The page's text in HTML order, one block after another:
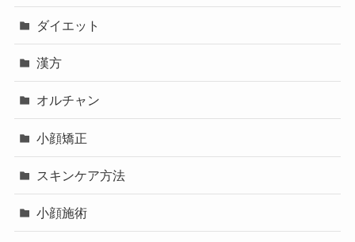
ダイエット
漢方
オルチャン
小顔矯正
スキンケア方法
小顔施術